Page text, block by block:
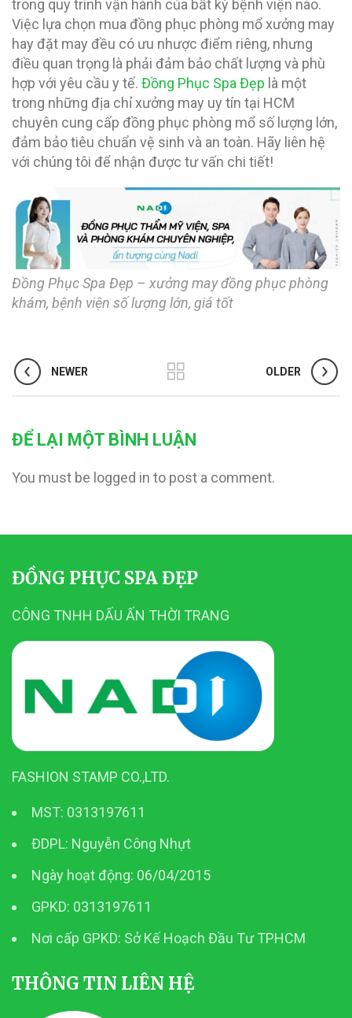
trong quy trình vận hành của bất kỳ bệnh viện nào.
Việc lựa chọn mua đồng phục phòng mổ xưởng may
hay đặt may đều có ưu nhược điểm riêng, nhưng
điều quan trọng là phải đảm bảo chất lượng và phù
hợp với yêu cầu y tế. Đồng Phục Spa Đẹp là một
trong những địa chỉ xưởng may uy tín tại HCM
chuyên cung cấp đồng phục phòng mổ số lượng lớn,
đảm bảo tiêu chuẩn vệ sinh và an toàn. Hãy liên hệ
với chúng tôi để nhận được tư vấn chi tiết!
Đồng Phục Spa Đẹp – xưởng may đồng phục phòng
khám, bệnh viện số lượng lớn, giá tốt
NEWER OLDER
ĐỂ LẠI MỘT BÌNH LUẬN
You must be logged in to post a comment.
ĐỒNG PHỤC SPA ĐẸP
CÔNG TNHH DẤU ẤN THỜI TRANG
FASHION STAMP CO.,LTD.
MST: 0313197611
ĐDPL: Nguyễn Công Nhựt
Ngày hoạt động: 06/04/2015
GPKD: 0313197611
Nơi cấp GPKD: Sở Kế Hoạch Đầu Tư TPHCM
THÔNG TIN LIÊN HỆ